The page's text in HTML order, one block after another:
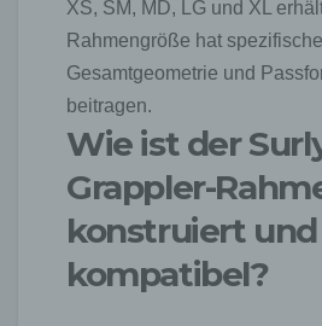
XS, SM, MD, LG und XL
Rahmengröße hat
Gesamtgeometrie und
beitragen.
Wie ist der
Grappler-
konstruiert und
kompatibel?